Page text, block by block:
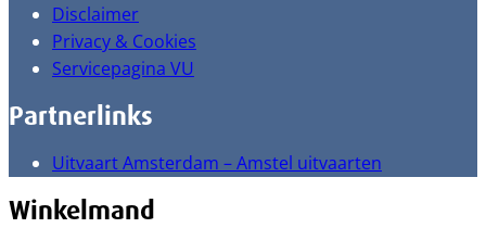
Disclaimer
Privacy & Cookies
Servicepagina VU
Partnerlinks
Uitvaart Amsterdam – Amstel uitvaarten
Winkelmand